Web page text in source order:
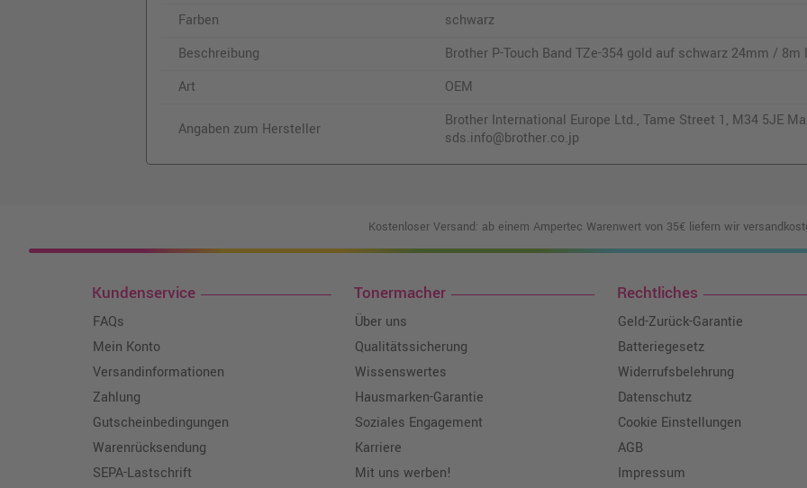
Farben
schwarz
Beschreibung
Brother P-Touch Band TZe-354 gold auf schwarz 24mm /
Art
OEM
Angaben zum Hersteller
Brother International Europe Ltd., Tame Street 1, M34 5JE
sds.info@brother.co.jp
Kostenloser Versand: ab einem Ampertec Warenwert von 35€ liefern wir
Kundenservice
FAQs
Mein Konto
Versandinformationen
Zahlung
Gutscheinbedingungen
Warenrücksendung
SEPA-Lastschrift
Tonermacher
Über uns
Qualitätssicherung
Wissenswertes
Hausmarken-Garantie
Soziales Engagement
Karriere
Mit uns werben!
Rechtliches
Geld-Zurück-Garantie
Batteriegesetz
Widerrufsbelehrung
Datenschutz
Cookie Einstellungen
AGB
Impressum